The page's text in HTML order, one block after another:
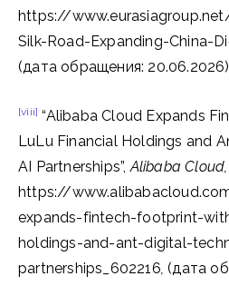
https://
Silk-Road-Expanding-China-
(дата обращения:
[viii] “Alibaba Cloud Expands
LuLu Financial Holdings and
AI Partnerships”,Alibaba Cloud,
https://
expands-fintech-footprint-
holdings-and-ant-digital-
partnerships_602216,(дата